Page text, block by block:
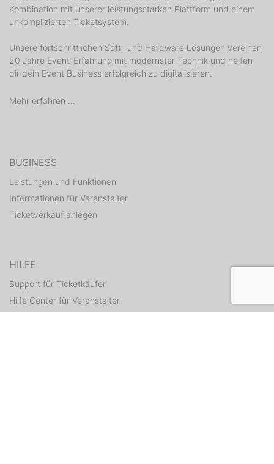
Kombination mit unserer leistungsstarken Plattform und einem
unkomplizierten Ticketsystem.
Unsere fortschrittlichen Soft- und Hardware Lösungen vereinen
20 Jahre Event-Erfahrung mit modernster Technik und helfen
dir dein Event Business erfolgreich zu digitalisieren.
Mehr erfahren ...
BUSINESS
Leistungen und Funktionen
Informationen für Veranstalter
Ticketverkauf anlegen
HILFE
Support für Ticketkäufer
Hilfe Center für Veranstalter